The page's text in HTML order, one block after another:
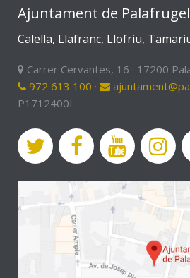
Ajuntament de
Calella, Llafranc, Llofriu,
Carrer Cervantes, 16 · 17200
972 613 100 ·
P1712400I